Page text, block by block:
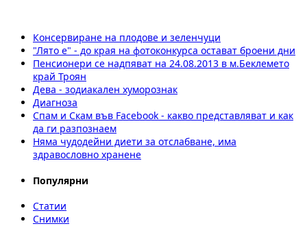
Консервиране на плодове и зеленчуци
"Лято е" - до края на фотоконкурса остават броени дни
Пенсионери се надпяват на 24.08.2013 в м.Беклемето
край Троян
Дева - зодиакален хуморознак
Диагноза
Спам и Скам във Facebook - какво представляват и как
да ги разпознаем
Няма чудодейни диети за отслабване, има
здравословно хранене
Популярни
Статии
Снимки